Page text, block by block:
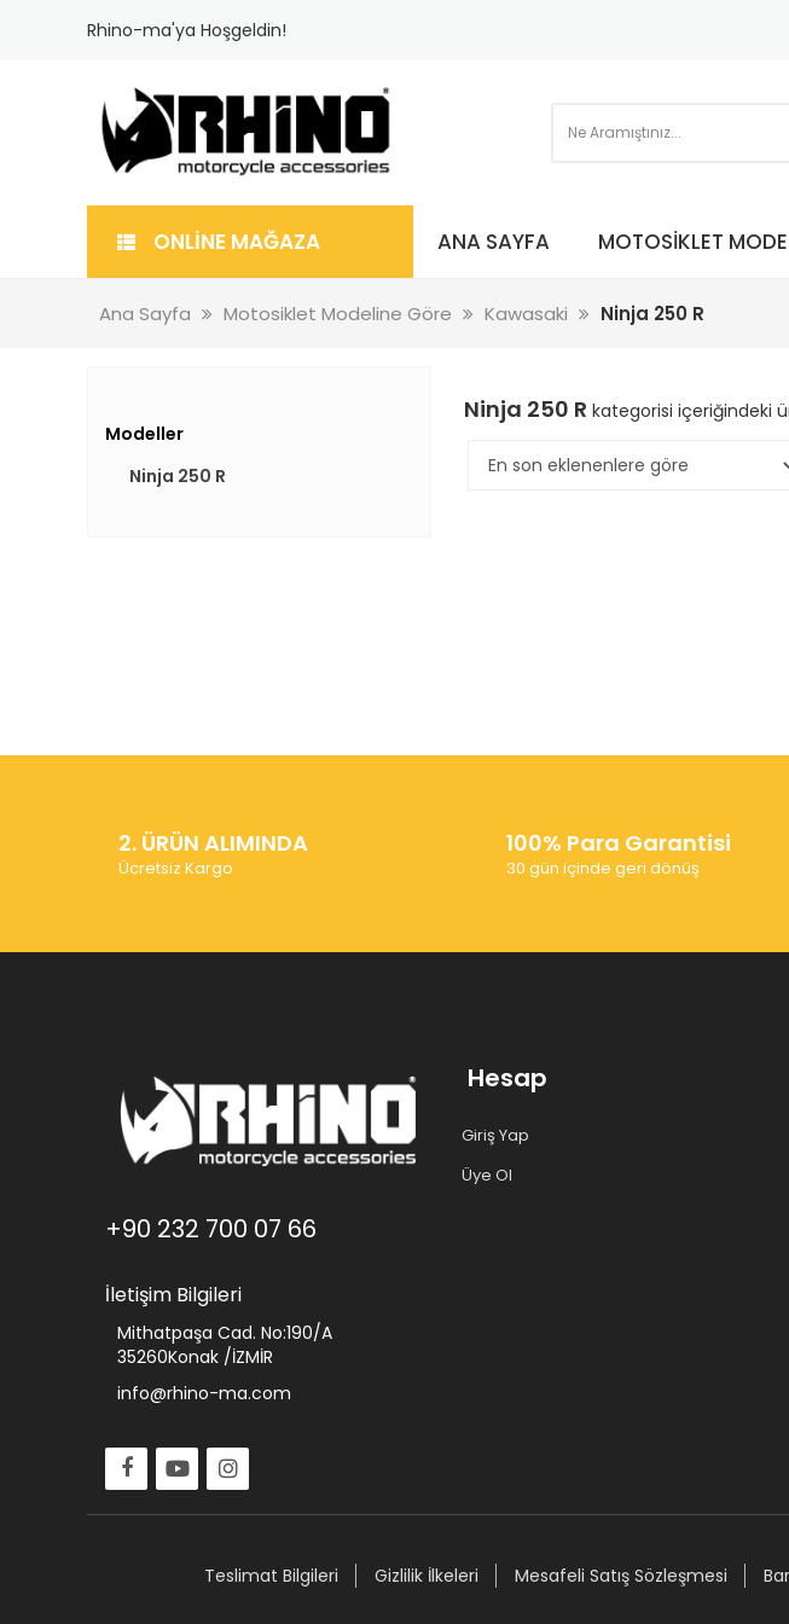
Rhino-ma'ya Hoşgeldin!
ONLİNE MAĞAZA ANA SAYFA MOTOSIKLET
Ana Sayfa Motosiklet Modeline Göre Kawasaki Ninja 250 R
Modeller
Ninja 250 R
Ninja 250 R kategorisi içeriğindeki
2. ÜRÜN ALIMINDA
Ücretsiz Kargo
100% Para Garantisi
30 gün içinde geri dönüş
+90 232 700 07 66
İletişim Bilgileri
Mithatpaşa Cad. No:190/A
35260Konak /İZMİR
info@rhino-ma.com
Hesap
Giriş Yap
Üye Ol
Teslimat Bilgileri Gizlilik İlkeleri Mesafeli Satış Sözleşmesi